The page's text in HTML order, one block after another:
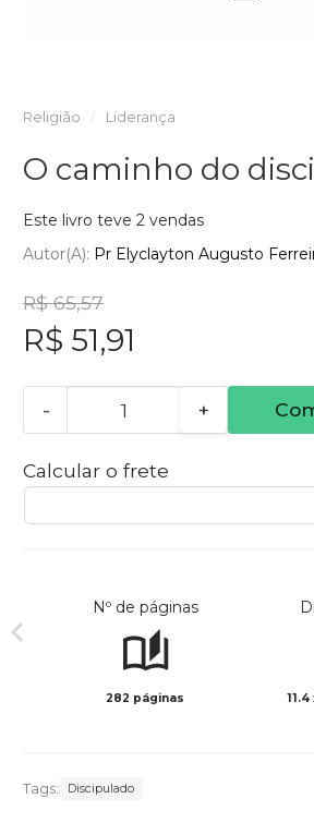
Religião Liderança
O caminho do
Este livro teve 2 vendas
Autor(a): Pr Elyclayton Augusto
R$ 65,57
R$ 51,91
- +
Calcular o frete
Nº de páginas
282 páginas 11.4
Tags: Discipulado